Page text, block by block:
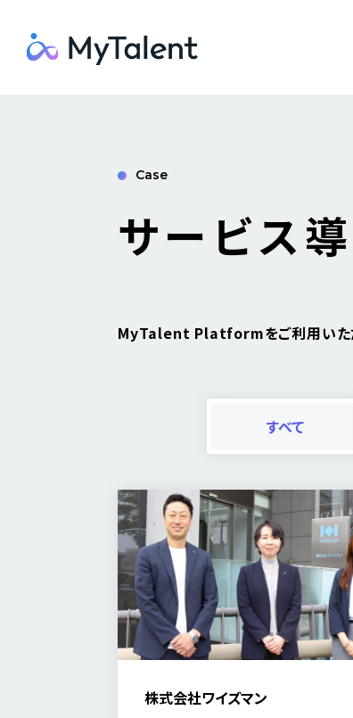
Case
サービス
MyTalent Platformをご利用いただ
すべて
株式会社ワイズマン